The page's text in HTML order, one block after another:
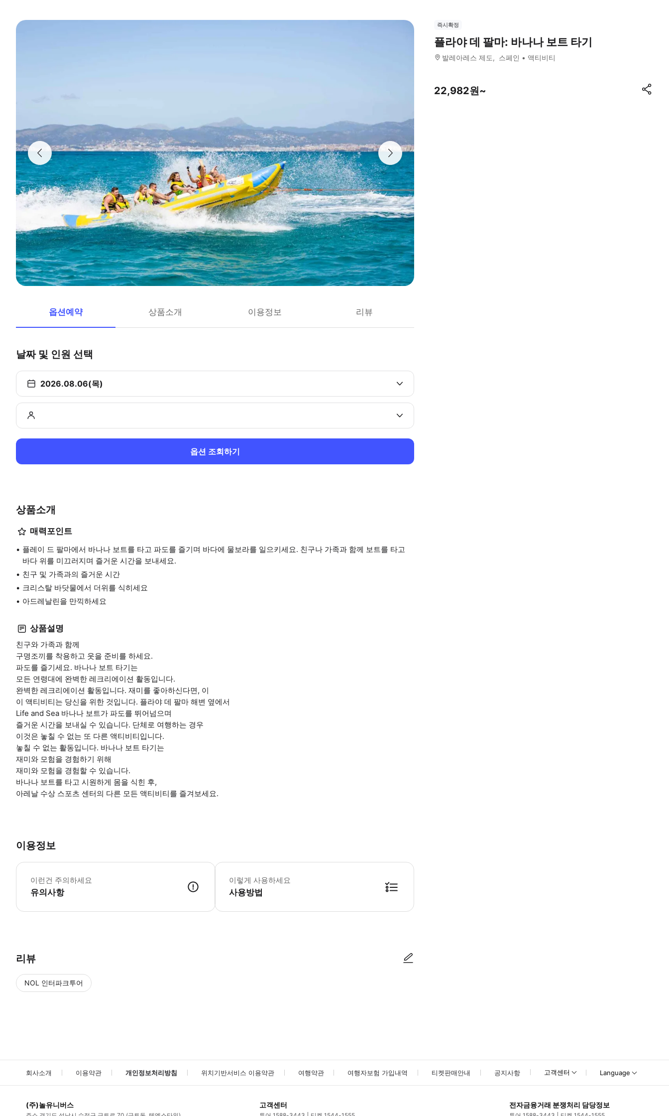
옵션예약 상품소개 이용정보 리뷰
날짜 및 인원 선택
2026.08.06(목)
옵션 조회하기
상품소개
매력포인트
플레이 드 팔마에서 바나나 보트를 타고 파도를 즐기며 바다에 물보라를 일으키세요. 친구나 가족과 함께 보트를 타고
바다 위를 미끄러지며 즐거운 시간을 보내세요.
친구 및 가족과의 즐거운 시간
크리스탈 바닷물에서 더위를 식히세요
아드레날린을 만끽하세요
상품설명
친구와 가족과 함께
구명조끼를 착용하고 웃을 준비를 하세요.
파도를 즐기세요. 바나나 보트 타기는
모든 연령대에 완벽한 레크리에이션 활동입니다.
완벽한 레크리에이션 활동입니다. 재미를 좋아하신다면, 이
이 액티비티는 당신을 위한 것입니다. 플라야 데 팔마 해변 옆에서
Life and Sea 바나나 보트가 파도를 뛰어넘으며
즐거운 시간을 보내실 수 있습니다. 단체로 여행하는 경우
이것은 놓칠 수 없는 또 다른 액티비티입니다.
놓칠 수 없는 활동입니다. 바나나 보트 타기는
재미와 모험을 경험하기 위해
재미와 모험을 경험할 수 있습니다.
바나나 보트를 타고 시원하게 몸을 식힌 후,
아레날 수상 스포츠 센터의 다른 모든 액티비티를 즐겨보세요.
이용정보
이런건 주의하세요
유의사항
어트랙션을 이용할 수 있는 최소 연령은 보호자 동반 시 10세입니다. 액티비티 일정은 정해진 것이 아니며 선착순으로 진행됩니다. 도착 후 줄을 서서 기
이렇게 사용하세요
사용방법
리뷰
NOL 인터파크투어
즉시확정
플라야 데 팔마: 바나나 보트 타기
발레아레스 제도 스페인 액티비티
22,982원~
회사소개 이용약관 개인정보처리방침 위치기반서비스 이용약관 여행약관 여행자보험 가입내역 티켓판매안내 공지사항 고객센터 Language
(주)놀유니버스 고객센터 전자금융거래 분쟁처리 담당정보